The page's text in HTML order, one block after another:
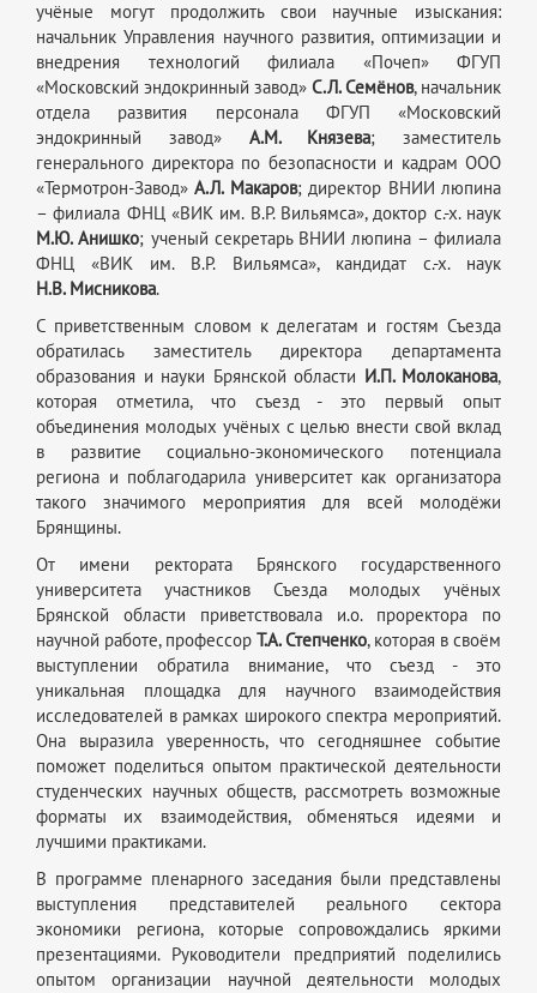
учёные могут продолжить свои научные изыскания:
начальник Управления научного развития, оптимизации и
внедрения технологий филиала «Почеп» ФГУП
«Московский эндокринный завод» С.Л. Семёнов, начальник
отдела развития персонала ФГУП «Московский
эндокринный завод» А.М. Князева; заместитель
генерального директора по безопасности и кадрам ООО
«Термотрон-Завод»А.Л. Макаров; директор ВНИИ люпина
– филиала ФНЦ «ВИК им. В.Р. Вильямса», доктор с.-х. наук
М.Ю. Анишко; ученый секретарь ВНИИ люпина – филиала
ФНЦ «ВИК им. В.Р. Вильямса», кандидат с.-х. наук
Н.В. Мисникова.
С приветственным словом к делегатам и гостям Съезда
обратилась заместитель директора департамента
образования и науки Брянской области И.П. Молоканова,
которая отметила, что съезд - это первый опыт
объединения молодых учёных с целью внести свой вклад
в развитие социально-экономического потенциала
региона и поблагодарила университет как организатора
такого значимого мероприятия для всей молодёжи
Брянщины.
От имени ректората Брянского государственного
университета участников Съезда молодых учёных
Брянской области приветствовала и.о. проректора по
научной работе, профессор Т.А. Степченко, которая в своём
выступлении обратила внимание, что съезд - это
уникальная площадка для научного взаимодействия
исследователей в рамках широкого спектра мероприятий.
Она выразила уверенность, что сегодняшнее событие
поможет поделиться опытом практической деятельности
студенческих научных обществ, рассмотреть возможные
форматы их взаимодействия, обменяться идеями и
лучшими практиками.
В программе пленарного заседания были представлены
выступления представителей реального сектора
экономики региона, которые сопровождались яркими
презентациями. Руководители предприятий поделились
опытом организации научной деятельности молодых